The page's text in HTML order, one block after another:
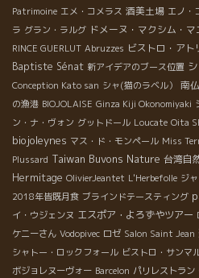
Patrimoine エメ・コメラス 酒美土場 エノ・
ラ グラン・ラルグ ドメーヌ・マクシム・マ
RINCE GUERLUT Abruzzes ビストロ・アト
Baptiste Sénat 新アイデアのブース位置
Conception Kato san シャ(猫のラベル） 南仏
の漁港 BIOJOLAISE Ginza Kiji Okonomiyaki
ン・ナ・ヴォン グットドール Loucate Oita
biojoleynes マス・ド・モンペール Miss
Plussard Taiwan Buvons Nature 台湾自
Hermitage OlivierJeantet L'Herbefolle ジ
2018年皆既月食 ブラインドテースティング
イ・ウジェンヌ エスポア・よろずやツアー
ケニーさん Vodopivec ロゼ Salon Saint Jean
シャトー・ロックフォール ビストロ・サンマ
ボジョレヌーヴォー Barcelon パリレストラン